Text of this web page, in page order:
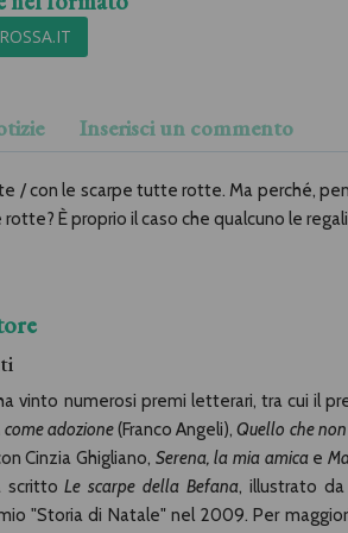
Inserisci un commento
/ con le scarpe tutte rotte. Ma perché,
È proprio il caso che qualcuno le
vinto numerosi premi letterari, tra cui il
come adozione(Franco Angeli),Quello che
Cinzia Ghigliano, Serena, la mia amica e
scrittoLe scarpe della Befana, illustrato
"Storia di Natale" nel 2009. Per